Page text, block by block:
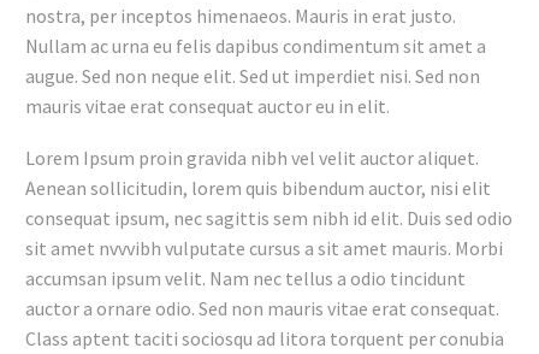
nostra, per inceptos himenaeos. Mauris in erat justo.
Nullam ac urna eu felis dapibus condimentum sit amet a
augue. Sed non neque elit. Sed ut imperdiet nisi. Sed non
mauris vitae erat consequat auctor eu in elit.
Lorem Ipsum proin gravida nibh vel velit auctor aliquet.
Aenean sollicitudin, lorem quis bibendum auctor, nisi elit
consequat ipsum, nec sagittis sem nibh id elit. Duis sed odio
sit amet nvvvibh vulputate cursus a sit amet mauris. Morbi
accumsan ipsum velit. Nam nec tellus a odio tincidunt
auctor a ornare odio. Sed non mauris vitae erat consequat.
Class aptent taciti sociosqu ad litora torquent per conubia